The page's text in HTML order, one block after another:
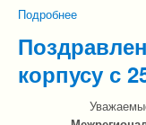
ФОТОГАЛЕРЕИ
Подробнее
корпусу с